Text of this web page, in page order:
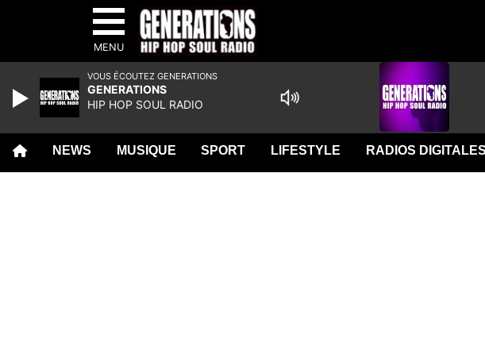
MENU
NEWS MUSIQUE SPORT LIFESTYLE RADIOS DIGITALES
VOUS ÉCOUTEZ GENERATIONS
GENERATIONS
HIP HOP SOUL RADIO